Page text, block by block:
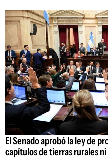
El Senado aprobó la ley de
capítulos de tierras rurales